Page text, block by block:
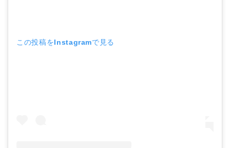
この投稿をInstagramで見る